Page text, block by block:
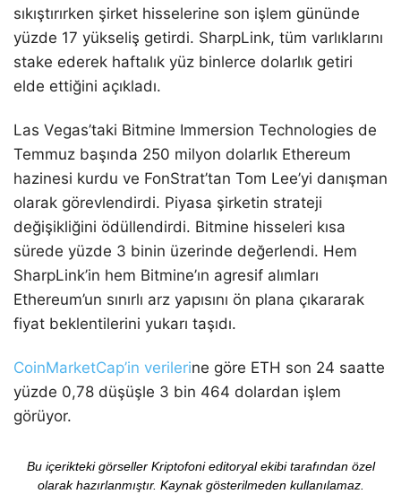
sıkıştırırken şirket hisselerine son işlem gününde
yüzde 17 yükseliş getirdi. SharpLink, tüm varlıklarını
stake ederek haftalık yüz binlerce dolarlık getiri
elde ettiğini açıkladı.
Las Vegas’taki Bitmine Immersion Technologies de
Temmuz başında 250 milyon dolarlık Ethereum
hazinesi kurdu ve FonStrat’tan Tom Lee’yi danışman
olarak görevlendirdi. Piyasa şirketin strateji
değişikliğini ödüllendirdi. Bitmine hisseleri kısa
sürede yüzde 3 binin üzerinde değerlendi. Hem
SharpLink’in hem Bitmine’ın agresif alımları
Ethereum’un sınırlı arz yapısını ön plana çıkararak
fiyat beklentilerini yukarı taşıdı.
CoinMarketCap’in verilerine göre ETH son 24 saatte
yüzde 0,78 düşüşle 3 bin 464 dolardan işlem
görüyor.
Bu içerikteki görseller Kriptofoni editoryal ekibi tarafından özel
olarak hazırlanmıştır. Kaynak gösterilmeden kullanılamaz.